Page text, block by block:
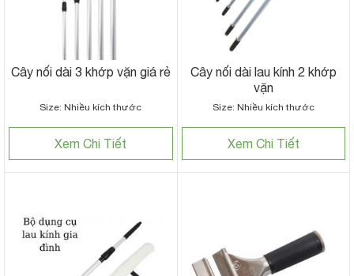
Cây nối dài 3 khớp vặn giá rẻ
Size: Nhiều kích thước
Xem Chi Tiết
Cây nối dài lau kính 2 khớp
vặn
Size: Nhiều kích thước
Xem Chi Tiết